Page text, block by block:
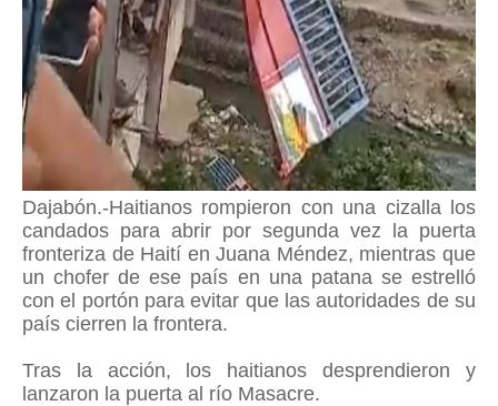
Dajabón.-Haitianos rompieron con una cizalla los
candados para abrir por segunda vez la puerta
fronteriza de Haití en Juana Méndez, mientras que
un chofer de ese país en una patana se estrelló
con el portón para evitar que las autoridades de su
país cierren la frontera.
Tras la acción, los haitianos desprendieron y
lanzaron la puerta al río Masacre.